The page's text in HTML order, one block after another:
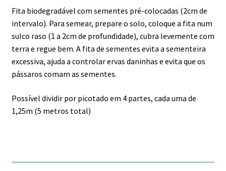
Fita biodegradável com sementes pré-colocadas (2cm de
intervalo). Para semear, prepare o solo, coloque a fita num
sulco raso (1 a 2cm de profundidade), cubra levemente com
terra e regue bem. A fita de sementes evita a sementeira
excessiva, ajuda a controlar ervas daninhas e evita que os
pássaros comam as sementes.
Possível dividir por picotado em 4 partes, cada uma de
1,25m (5 metros total)